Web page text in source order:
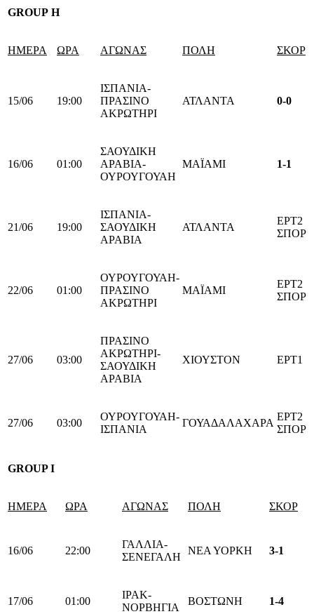
GROUP H
ΗΜΕΡΑ ΩΡΑ ΑΓΩΝΑΣ ΠΟΛΗ ΣΚΟΡ
15/06 19:00
ΙΣΠΑΝΙΑ-
ΠΡΑΣΙΝΟ
ΑΚΡΩΤΗΡΙ
ΑΤΛΑΝΤΑ 0-0
16/06 01:00
ΣΑΟΥΔΙΚΗ
ΑΡΑΒΙΑ-
ΟΥΡΟΥΓΟΥΑΗ
ΜΑΪΑΜΙ 1-1
21/06 19:00
ΙΣΠΑΝΙΑ-
ΣΑΟΥΔΙΚΗ
ΑΡΑΒΙΑ
ΑΤΛΑΝΤΑ
ΕΡΤ2
ΣΠΟΡ
22/06 01:00
ΟΥΡΟΥΓΟΥΑΗ-
ΠΡΑΣΙΝΟ
ΑΚΡΩΤΗΡΙ
ΜΑΪΑΜΙ
ΕΡΤ2
ΣΠΟΡ
27/06 03:00
ΠΡΑΣΙΝΟ
ΑΚΡΩΤΗΡΙ-
ΣΑΟΥΔΙΚΗ
ΑΡΑΒΙΑ
ΧΙΟΥΣΤΟΝ ΕΡΤ1
27/06 03:00
ΟΥΡΟΥΓΟΥΑΗ-
ΙΣΠΑΝΙΑ
ΓΟΥΑΔΑΛΑΧΑΡΑ
ΕΡΤ2
ΣΠΟΡ
GROUP Ι
ΗΜΕΡΑ ΩΡΑ ΑΓΩΝΑΣ ΠΟΛΗ ΣΚΟΡ
16/06 22:00
ΓΑΛΛΙΑ-
ΣΕΝΕΓΑΛΗ
ΝΕΑ ΥΟΡΚΗ 3-1
17/06 01:00
ΙΡΑΚ-
ΝΟΡΒΗΓΙΑ
ΒΟΣΤΩΝΗ 1-4